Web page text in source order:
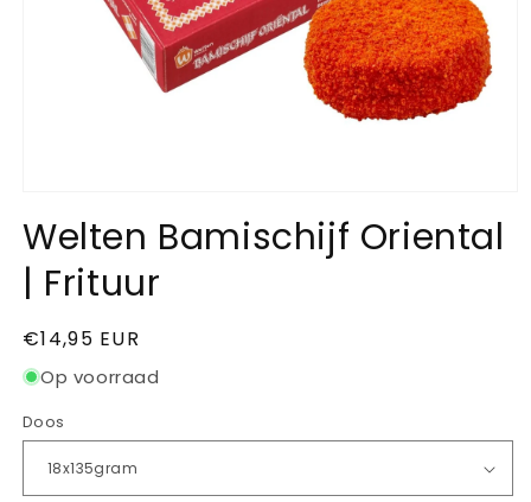
Welten Bamischijf Oriental
| Frituur
Normale
prijs
€14,95 EUR
Op voorraad
Doos